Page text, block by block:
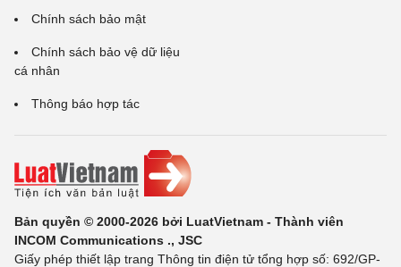
Chính sách bảo mật
Chính sách bảo vệ dữ liệu
cá nhân
Thông báo hợp tác
Bản quyền © 2000-2026 bởi LuatVietnam - Thành viên
INCOM Communications ., JSC
Giấy phép thiết lập trang Thông tin điện tử tổng hợp số: 692/GP-